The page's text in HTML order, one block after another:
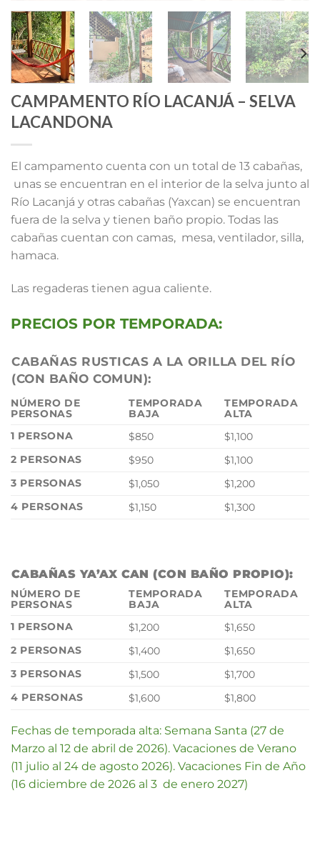
CAMPAMENTO RÍO LACANJÁ – SELVA
LACANDONA
El campamento cuenta con un total de 13 cabañas,
unas se encuentran en el interior de la selva junto al
Río Lacanjá y otras cabañas (Yaxcan) se encuentran
fuera de la selva y tienen baño propio. Todas las
cabañas cuentan con camas, mesa, ventilador, silla,
hamaca.
Las regaderas tienen agua caliente.
PRECIOS POR TEMPORADA:
CABAÑAS RUSTICAS A LA ORILLA DEL RÍO
(CON BAÑO COMUN):
NÚMERO DE
PERSONAS
TEMPORADA
BAJA
TEMPORADA
ALTA
1 PERSONA
$850
$1,100
2 PERSONAS
$950
$1,100
3 PERSONAS
$1,050
$1,200
4 PERSONAS
$1,150 $1,300
CABAÑAS YA’AX CAN (CON BAÑO PROPIO):
NÚMERO DE
PERSONAS
TEMPORADA
BAJA
TEMPORADA
ALTA
1 PERSONA
$1,200
$1,650
2 PERSONAS
$1,400
$1,650
3 PERSONAS
$1,500
$1,700
4 PERSONAS
$1,600 $1,800
Fechas de temporada alta: Semana Santa (27 de
Marzo al 12 de abril de 2026). Vacaciones de Verano
(11 julio al 24 de agosto 2026). Vacaciones Fin de Año
(16 diciembre de 2026 al 3 de enero 2027)